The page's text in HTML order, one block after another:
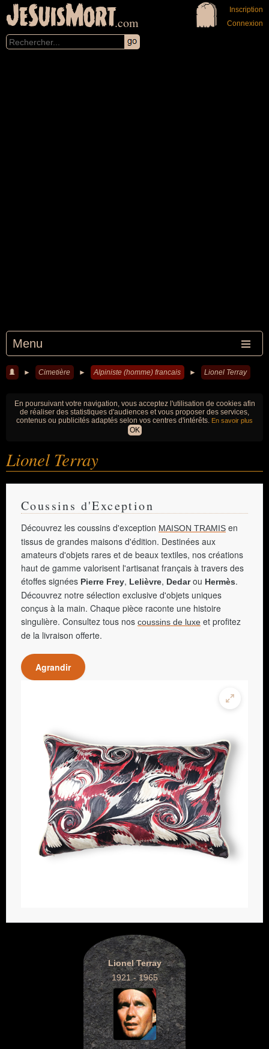
JeSuisMort.com
Menu
Inscription
Connexion
► Cimetière ► Alpiniste (homme) francais ► Lionel Terray
En poursuivant votre navigation, vous acceptez l'utilisation de cookies afin
de réaliser des statistiques d'audiences et vous proposer des services,
contenus ou publicités adaptés selon vos centres d'intérêts. En savoir plus
OK
Lionel Terray
Coussins d'Exception
Découvrez les coussins d'exception MAISON TRAMIS en
tissus de grandes maisons d'édition. Destinées aux
amateurs d'objets rares et de beaux textiles, nos créations
haut de gamme valorisent l'artisanat français à travers des
étoffes signées Pierre Frey, Lelièvre, Dedarou Hermès.
Découvrez notre sélection exclusive d'objets uniques
conçus à la main. Chaque pièce raconte une histoire
singulière. Consultez tous nos coussins de luxe et profitez
de la livraison offerte.
Agrandir
Lionel Terray
1921 - 1965